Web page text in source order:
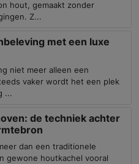
hout, gemaakt zonder
Z...
met een luxe
niet meer alleen een
vaker wordt het een plek
...
de techniek achter
dan een traditionele
gewone houtkachel vooral